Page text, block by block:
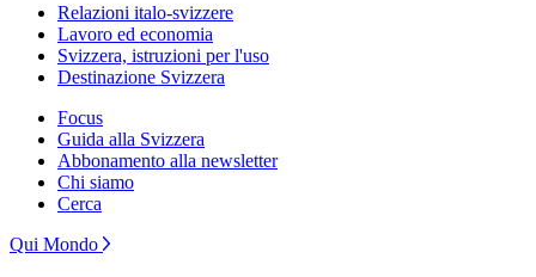
Relazioni italo-svizzere
Lavoro ed economia
Svizzera, istruzioni per l'uso
Destinazione Svizzera
Focus
Guida alla Svizzera
Abbonamento alla newsletter
Chi siamo
Cerca
Qui Mondo